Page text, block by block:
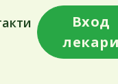
Вход
лекари